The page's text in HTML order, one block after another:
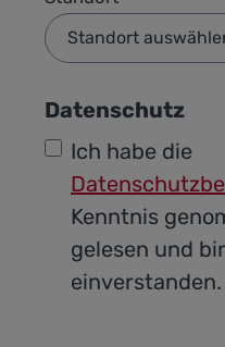
Datenschutz
Ich habe die
Kenntnis
gelesen und
einverstanden.